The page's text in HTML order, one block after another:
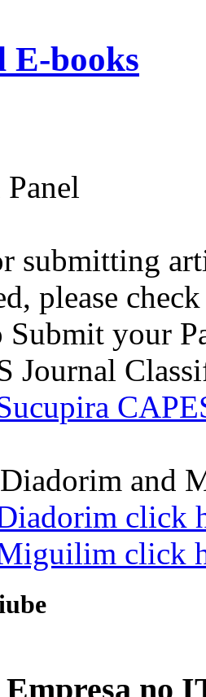
E-books
submitting
please
your
Journal
and
click
click
Empresa no